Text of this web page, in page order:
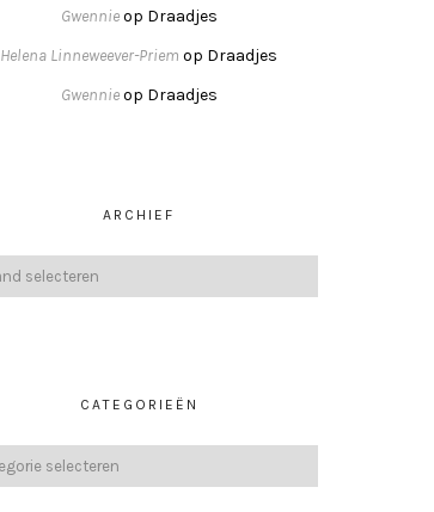
Gwennieop Draadjes
Helena Linneweever-Priem op Draadjes
Gwennieop Draadjes
ARCHIEF
CATEGORIEËN